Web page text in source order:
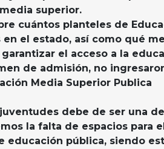
superior.
cuántos planteles de
el estado, así como qué
el acceso a la
de admisión, no
Media Superior Publica
debe de ser una
la falta de espacios para el
educación pública, siendo